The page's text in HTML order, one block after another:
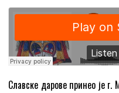
Славске дарове принео је